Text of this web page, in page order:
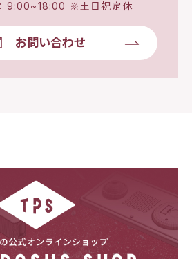
9:00~18:00 ※土日祝定休
お問い合わせ